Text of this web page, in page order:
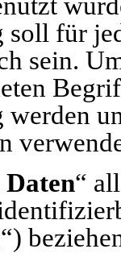
für
sein.
Daten“